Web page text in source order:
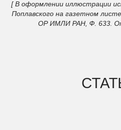
[ В оформлении иллюстрации
Поплавского на газетном
ОР ИМЛИ РАН, Ф. 633.